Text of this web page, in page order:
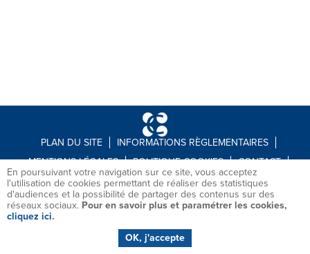
PLAN DU SITE
INFORMATIONS RÈGLEMENTAIRES
MENTIONS LÉGALES
POLITIQUE COOKIES
CONTACT
RECRUTEMENT
© 2021 COGEFI
En poursuivant votre navigation sur ce site, vous acceptez
l'utilisation de cookies permettant de réaliser des statistiques
d'audiences et la possibilité de partager des contenus sur des
réseaux sociaux. Pour en savoir plus et paramétrer les cookies,
cliquez ici.
OK, j'accepte